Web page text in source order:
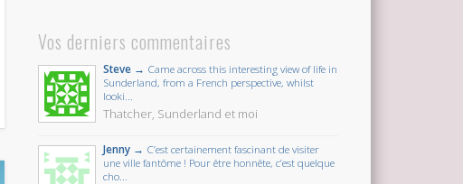
Vos derniers commentaires
Steve → Came across this interesting view of life in
Sunderland, from a French perspective, whilst
looki...
Thatcher, Sunderland et moi
Jenny → C’est certainement fascinant de visiter
une ville fantôme ! Pour être honnête, c’est quelque
cho...